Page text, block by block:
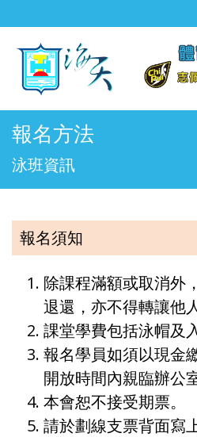
報名方法
泳班資訊
報名須知
除課程滿額或取消外
退還，亦不得轉讓他
課堂學費包括泳帽及
報名學員如須以現金
開放時間內親臨辦公
本會恕不接受期票。
請於劃線支票背面寫